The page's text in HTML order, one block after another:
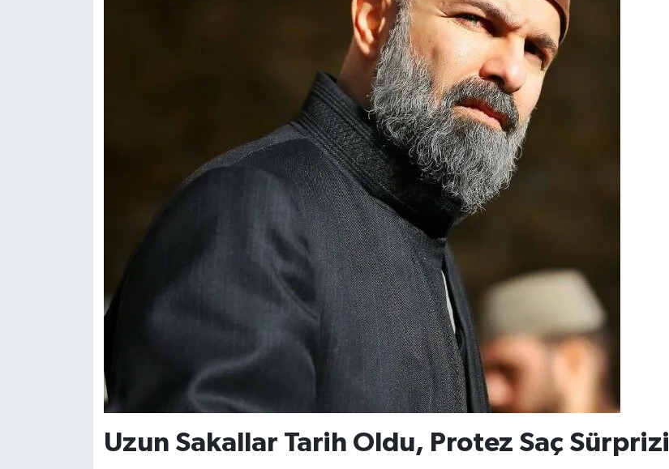
Uzun Sakallar Tarih Oldu, Protez Saç Sürprizi